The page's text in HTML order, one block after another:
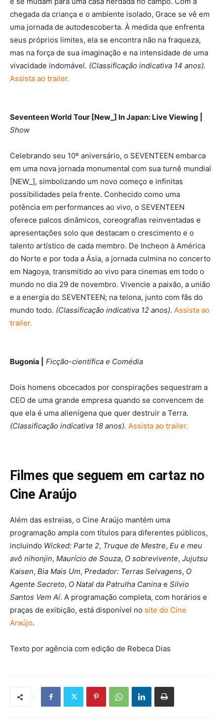
chegada da criança e o ambiente isolado, Grace se vê em
uma jornada de autodescoberta. À medida que enfrenta
seus próprios limites, ela se encontra não na fraqueza,
mas na força de sua imaginação e na intensidade de uma
vivacidade indomável. (Classificação indicativa 14 anos).
Assista ao trailer.
Seventeen World Tour [New_] In Japan: Live Viewing |
Show
Celebrando seu 10º aniversário, o SEVENTEEN embarca
em uma nova jornada monumental com sua turnê mundial
[NEW_], simbolizando um novo começo e infinitas
possibilidades pela frente. Conhecido como uma
potência em performances ao vivo, o SEVENTEEN
oferece palcos dinâmicos, coreografias reinventadas e
apresentações solo que destacam o crescimento e o
talento artístico de cada membro. De Incheon à América
do Norte e por toda a Ásia, a jornada culmina no concerto
em Nagoya, transmitido ao vivo para cinemas em todo o
mundo no dia 29 de novembro. Vivencie a paixão, a união
e a energia do SEVENTEEN; na telona, ​​junto com fãs do
mundo todo. (Classificação indicativa 12 anos). Assista ao
trailer.
Bugonia | Ficção-científica e Comédia
Dois homens obcecados por conspirações sequestram a
CEO de uma grande empresa quando se convencem de
que ela é uma alienígena que quer destruir a Terra.
(Classificação indicativa 18 anos). Assista ao trailer.
Filmes que seguem em cartaz no
Cine Araújo
Além das estreias, o Cine Araújo mantém uma
programação ampla com títulos para diferentes públicos,
incluindo Wicked: Parte 2, Truque de Mestre, Eu e meu
avô nihonjin, Maurício de Souza, O sobrevivente, Jujutsu
Kaisen, Bia Mais Um, Predador: Terras Selvagens, O
Agente Secreto, O Natal da Patrulha Canina e Silvio
Santos Vem Aí. A programação completa, com horários e
praças de exibição, está disponível no site do Cine
Araújo.
Texto por agência com edição de Rebeca Dias